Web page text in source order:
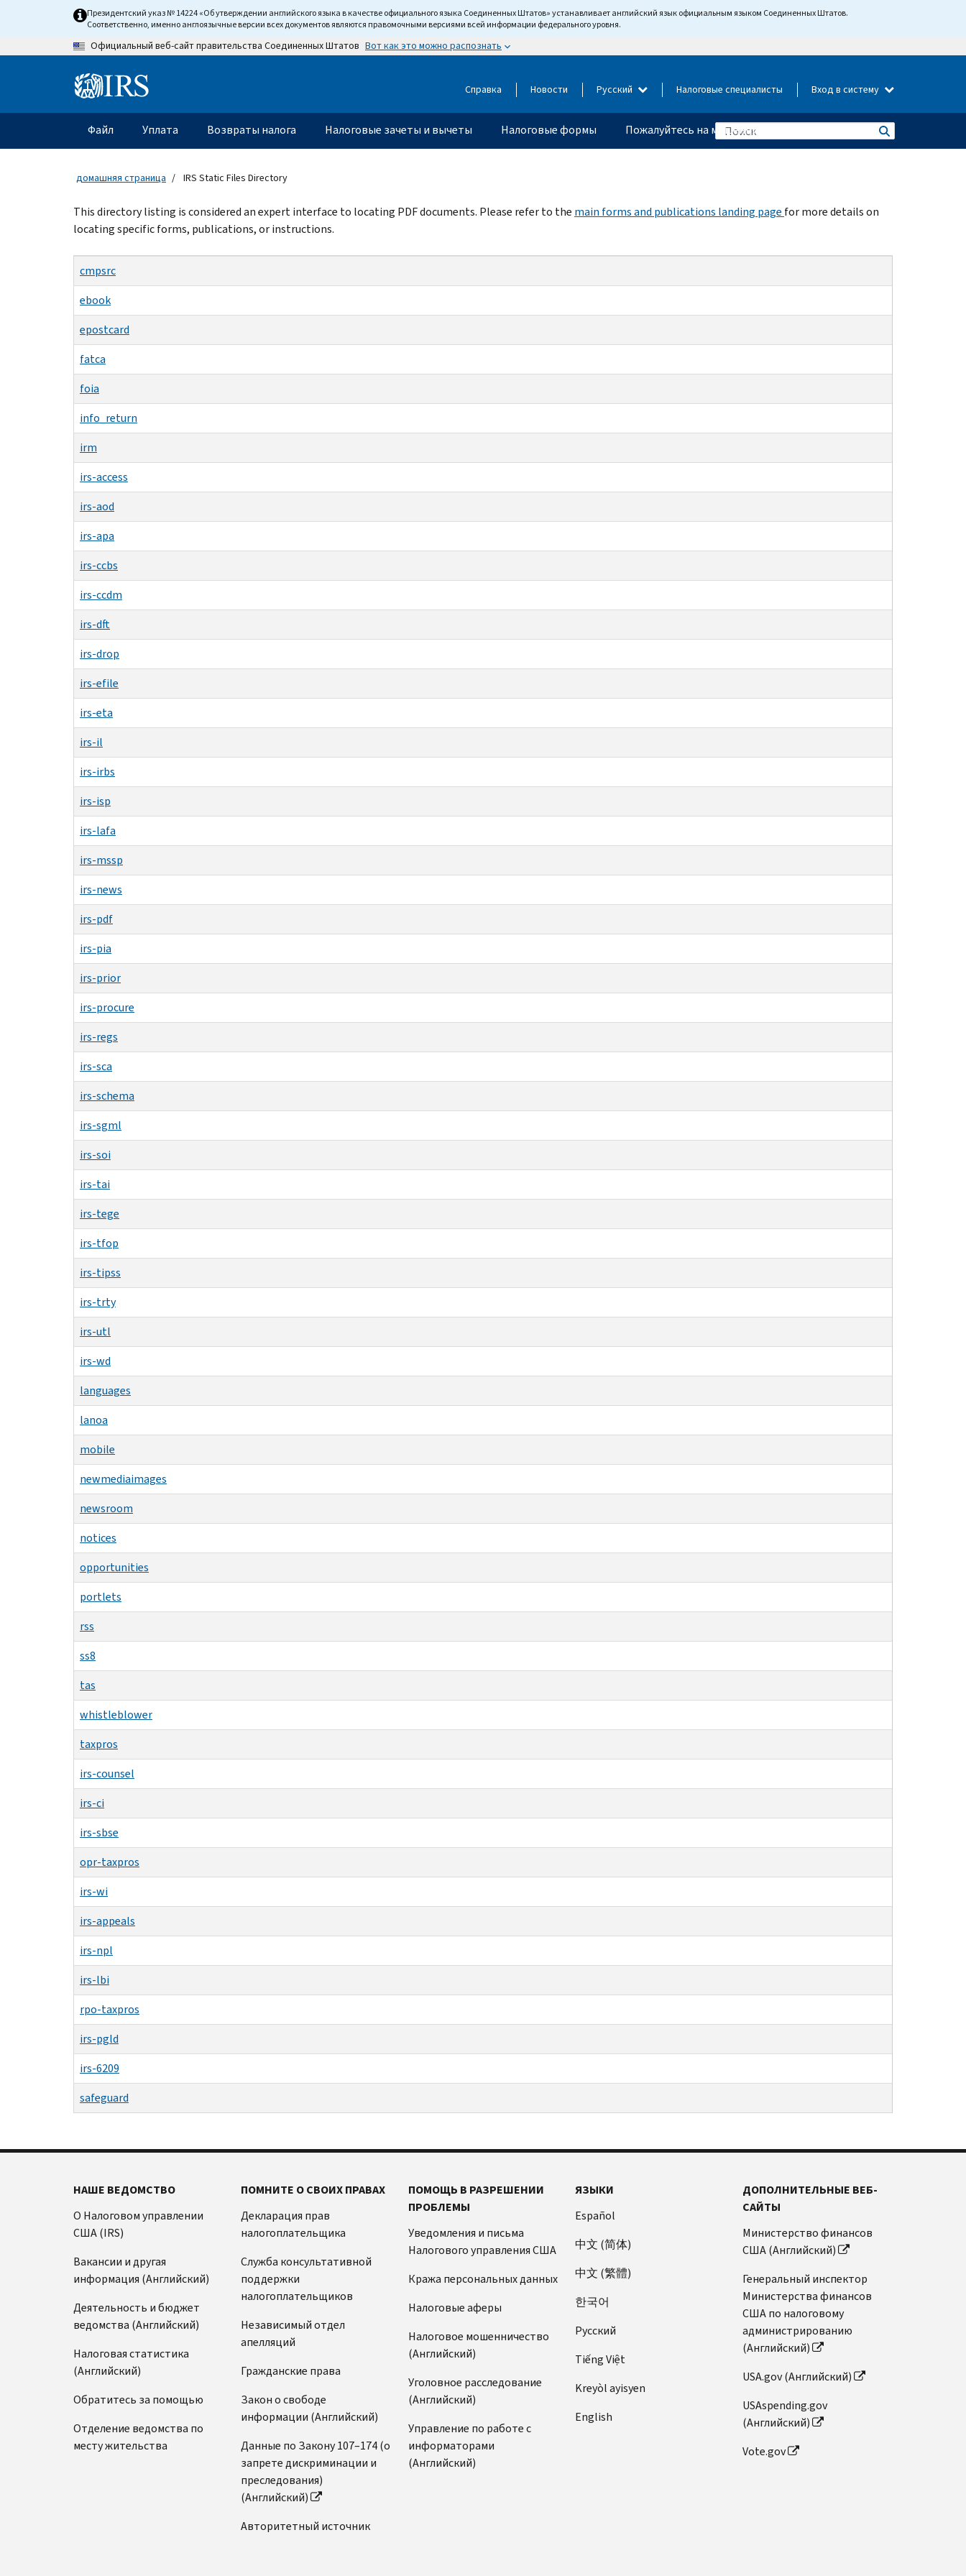
content
Президентский указ № 14224 «Об утверждении английского языка в качестве официального языка Соединенных Штатов» устанавливает английский язык официальным языком Соединенных Штатов.
Соответственно, именно англоязычные версии всех документов являются правомочными версиями всей информации федерального уровня.
Официальный веб-сайт правительства Соединенных Штатов Вот как это можно распознать
Information Справка Новости Русский Налоговые специалисты Вход в систему
Главное
меню
Файл Уплата Возвраты налога Налоговые зачеты и вычеты Налоговые формы Пожалуйтесь на мошенничество
домашняя страница IRS Static Files Directory
Beginning
of
This directory listing is considered an expert interface to locating PDF documents. Please refer to the main forms and publications landing page for more details on
locating specific forms, publications, or instructions.
cmpsrc
ebook
epostcard
fatca
foia
info_return
irm
irs-access
irs-aod
irs-apa
irs-ccbs
irs-ccdm
irs-dft
irs-drop
irs-efile
irs-eta
irs-il
irs-irbs
irs-isp
irs-lafa
irs-mssp
irs-news
irs-pdf
irs-pia
irs-prior
irs-procure
irs-regs
irs-sca
irs-schema
irs-sgml
irs-soi
irs-tai
irs-tege
irs-tfop
irs-tipss
irs-trty
irs-utl
irs-wd
languages
lanoa
mobile
newmediaimages
newsroom
notices
opportunities
portlets
rss
ss8
tas
whistleblower
taxpros
irs-counsel
irs-ci
irs-sbse
opr-taxpros
irs-wi
irs-appeals
irs-npl
irs-lbi
rpo-taxpros
irs-pgld
irs-6209
safeguard
НАШЕ ВЕДОМСТВО
О Налоговом управлении
США (IRS)
Вакансии и другая
информация (Английский)
Деятельность и бюджет
ведомства (Английский)
Налоговая статистика
(Английский)
Обратитесь за помощью
Отделение ведомства по
месту жительства
ПОМНИТЕ О СВОИХ ПРАВАХ
Декларация прав
налогоплательщика
Служба консультативной
поддержки
налогоплательщиков
Независимый отдел
апелляций
Гражданские права
Закон о свободе
информации (Английский)
Данные по Закону 107–174 (о
запрете дискриминации и
преследования)
(Английский)
Авторитетный источник
ПОМОЩЬ В РАЗРЕШЕНИИ
ПРОБЛЕМЫ
Уведомления и письма
Налогового управления США
Кража персональных данных
Налоговые аферы
Налоговое мошенничество
(Английский)
Уголовное расследование
(Английский)
Управление по работе с
информаторами
(Английский)
ЯЗЫКИ
Español
中文 (简体)
中文 (繁體)
한국어
Pусский
Tiếng Việt
Kreyòl ayisyen
English
ДОПОЛНИТЕЛЬНЫЕ ВЕБ-
САЙТЫ
Министерство финансов
США (Английский)
Генеральный инспектор
Министерства финансов
США по налоговому
администрированию
(Английский)
USA.gov (Английский)
USAspending.gov
(Английский)
Vote.gov